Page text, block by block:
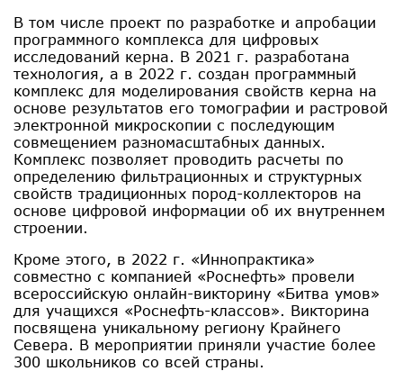
В том числе проект по разработке и апробации
программного комплекса для цифровых
исследований керна. В 2021 г. разработана
технология, а в 2022 г. создан программный
комплекс для моделирования свойств керна на
основе результатов его томографии и растровой
электронной микроскопии с последующим
совмещением разномасштабных данных.
Комплекс позволяет проводить расчеты по
определению фильтрационных и структурных
свойств традиционных пород-коллекторов на
основе цифровой информации об их внутреннем
строении.
Кроме этого, в 2022 г. «Иннопрактика»
совместно с компанией «Роснефть» провели
всероссийскую онлайн-викторину «Битва умов»
для учащихся «Роснефть-классов». Викторина
посвящена уникальному региону Крайнего
Севера. В мероприятии приняли участие более
300 школьников со всей страны.